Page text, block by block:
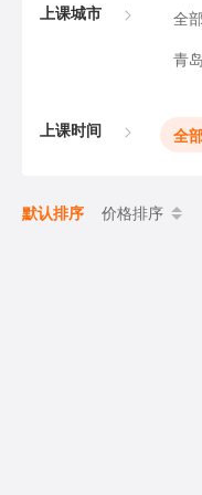
上课城市 全部
青岛
上课时间 全
默认排序 价格排序